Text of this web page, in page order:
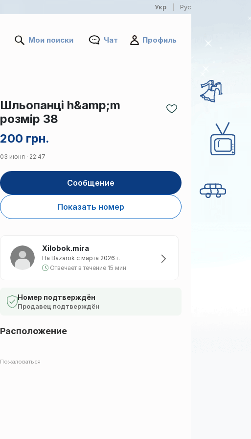
Укр Рус
Мои поиски Чат Профиль
200 грн.
Шльопанці h&amp;m
розмір 38
03 июня · 22:47
Сообщение
Показать номер
Xilobok.mira
На Bazarok с марта 2026 г.
Отвечает в течение 15 мин
Номер подтверждён
Продавец подтверждён
Расположение
Пожаловаться